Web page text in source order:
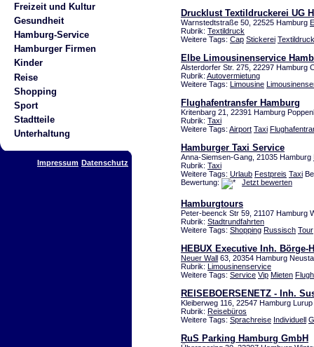
Freizeit und Kultur
Gesundheit
Hamburg-Service
Hamburger Firmen
Kinder
Reise
Shopping
Sport
Stadtteile
Unterhaltung
Impressum Datenschutz
Drucklust Textildruckerei UG
Warnstedtstraße 50, 22525 Hamburg
Rubrik: Textildruck
Weitere Tags: Cap Stickerei Textildruck
Elbe Limousinenservice
Alsterdorfer Str. 275, 22297 Hamburg
Rubrik: Autovermietung
Weitere Tags: Limousine
Flughafentransfer Hamburg
Kritenbarg 21, 22391 Hamburg
Rubrik: Taxi
Weitere Tags: Airport Taxi
Hamburger Taxi Service
Anna-Siemsen-Gang, 21035 Hamburg
Rubrik: Taxi
Weitere Tags: Urlaub Festpreis Taxi
Bewertung:
Jetzt bewerten
Hamburgtours
Peter-beenck Str 59, 21107 Hamburg
Rubrik: Stadtrundfahrten
Weitere Tags: Shopping Russisch Tour
HEBUX Executive Inh. Börge-
Neuer Wall 63, 20354 Hamburg
Rubrik: Limousinenservice
Weitere Tags: Service Vip Mieten
REISEBOERSENETZ - Inh.
Kleiberweg 116, 22547 Hamburg Lurup
Rubrik: Reisebüros
Weitere Tags: Sprachreise Individuell
RuS Parking Hamburg GmbH